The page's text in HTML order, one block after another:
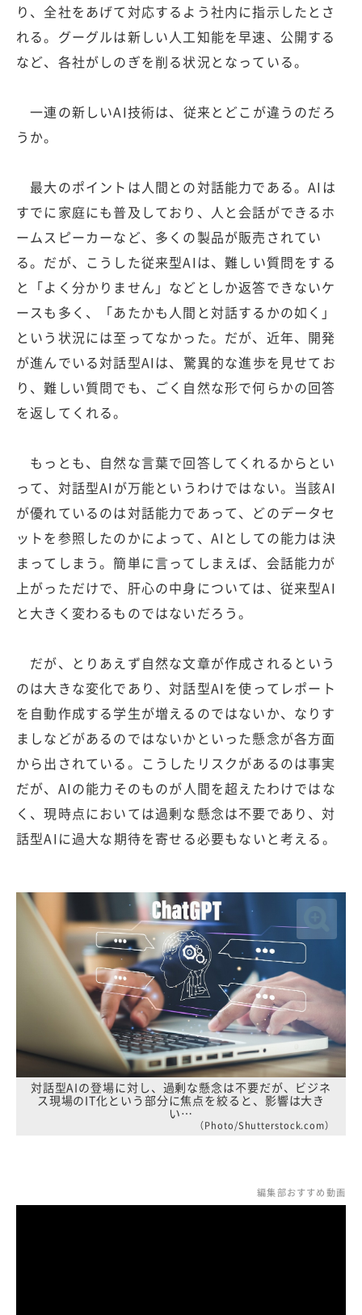
り、全社をあげて対応するよう社内に指示したとさ
れる。グーグルは新しい人工知能を早速、公開する
など、各社がしのぎを削る状況となっている。
一連の新しいAI技術は、従来とどこが違うのだろ
うか。
最大のポイントは人間との対話能力である。AIは
すでに家庭にも普及しており、人と会話ができるホ
ームスピーカーなど、多くの製品が販売されてい
る。だが、こうした従来型AIは、難しい質問をする
と「よく分かりません」などとしか返答できないケ
ースも多く、「あたかも人間と対話するかの如く」
という状況には至ってなかった。だが、近年、開発
が進んでいる対話型AIは、驚異的な進歩を見せてお
り、難しい質問でも、ごく自然な形で何らかの回答
を返してくれる。
もっとも、自然な言葉で回答してくれるからとい
って、対話型AIが万能というわけではない。当該AI
が優れているのは対話能力であって、どのデータセ
ットを参照したのかによって、AIとしての能力は決
まってしまう。簡単に言ってしまえば、会話能力が
上がっただけで、肝心の中身については、従来型AI
と大きく変わるものではないだろう。
だが、とりあえず自然な文章が作成されるという
のは大きな変化であり、対話型AIを使ってレポート
を自動作成する学生が増えるのではないか、なりす
ましなどがあるのではないかといった懸念が各方面
から出されている。こうしたリスクがあるのは事実
だが、AIの能力そのものが人間を超えたわけではな
く、現時点においては過剰な懸念は不要であり、対
話型AIに過大な期待を寄せる必要もないと考える。
対話型AIの登場に対し、過剰な懸念は不要だが、ビジネ
ス現場のIT化という部分に焦点を絞ると、影響は大き
い…
（Photo/Shutterstock.com）
編集部おすすめ動画